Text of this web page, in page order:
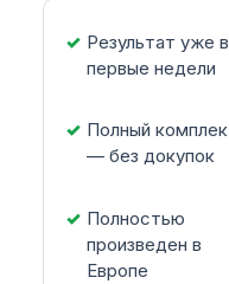
Результат уже в
первые недели
Полный
— без докупок
Полностью
произведен в
Европе